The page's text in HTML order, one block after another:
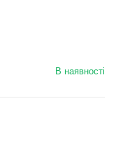
В наявності